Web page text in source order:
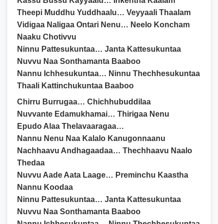
Theepi Muddhu Yuddhaalu… Veyyaali Thaalam
Vidigaa Naligaa Ontari Nenu… Neelo Koncham
Naaku Chotivvu
Ninnu Pattesukuntaa… Janta Kattesukuntaa
Nuvvu Naa Sonthamanta Baaboo
Nannu Ichhesukuntaa… Ninnu Thechhesukuntaa
Thaali Kattinchukuntaa Baaboo
Chirru Burrugaa… Chichhubuddilaa
Nuvvante Edamukhamai… Thirigaa Nenu
Epudo Alaa Thelavaaragaa…
Nannu Nenu Naa Kalalo Kanugonnaanu
Nachhaavu Andhagaadaa… Thechhaavu Naalo
Thedaa
Nuvvu Aade Aata Laage… Preminchu Kaastha
Nannu Koodaa
Ninnu Pattesukuntaa… Janta Kattesukuntaa
Nuvvu Naa Sonthamanta Baaboo